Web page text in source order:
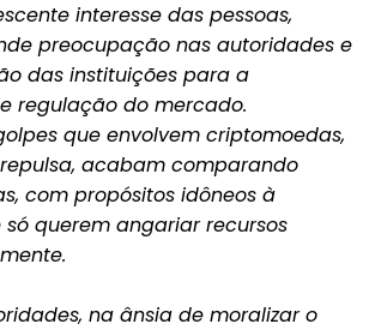
interesse das pessoas,
preocupação nas autoridades e
das instituições para a
regulação do mercado.
que envolvem criptomoedas,
acabam comparando
com propósitos idôneos à
querem angariar recursos
na ânsia de moralizar o